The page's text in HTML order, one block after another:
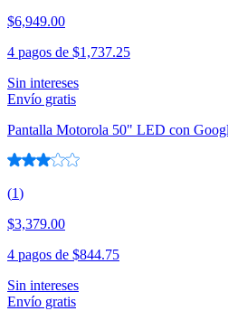
$6,949.00
4 pagos de $1,737.25
Sin intereses
Envío gratis
Pantalla Motorola 50" LED con
(1)
$3,379.00
4 pagos de $844.75
Sin intereses
Envío gratis